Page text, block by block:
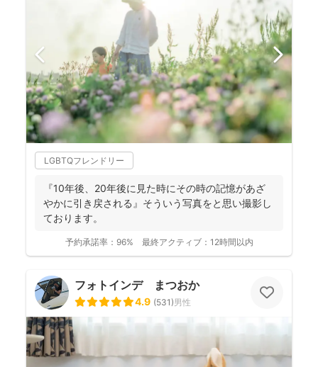
LGBTQフレンドリー
『10年後、20年後に見た時にその時の記憶があざ
やかに引き戻される』そういう写真をと思い撮影し
ております。
予約承諾率： 96% 最終アクティブ： 12時間以内
フォトインデ まつおか
4.9 (531)男性